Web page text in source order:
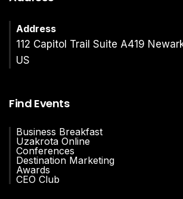
Address
112 Capitol Trail Suite A419
US
Find Events
Business Breakfast
Uzakrota Online
Conferences
Destination Marketing
Awards
CEO Club